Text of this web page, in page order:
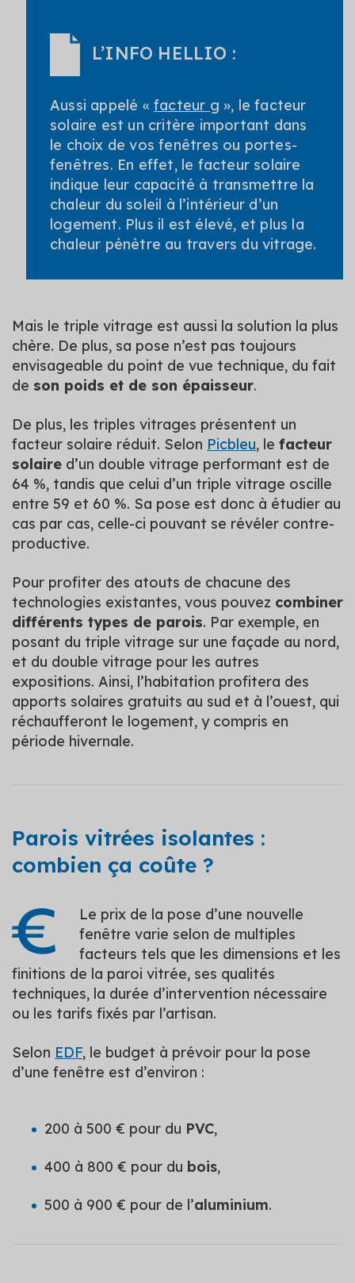
L’INFO HELLIO :
Aussi appelé « facteur g », le facteur
solaire est un critère important dans
le choix de vos fenêtres ou portes-
fenêtres. En effet, le facteur solaire
indique leur capacité à transmettre la
chaleur du soleil à l’intérieur d’un
logement. Plus il est élevé, et plus la
chaleur pénètre au travers du vitrage.
Mais le triple vitrage est aussi la solution la plus
chère. De plus, sa pose n’est pas toujours
envisageable du point de vue technique, du fait
de son poids et de son épaisseur.
De plus, les triples vitrages présentent un
facteur solaire réduit. Selon Picbleu, le facteur
solaire d’un double vitrage performant est de
64 %, tandis que celui d’un triple vitrage oscille
entre 59 et 60 %. Sa pose est donc à étudier au
cas par cas, celle-ci pouvant se révéler contre-
productive.
Pour profiter des atouts de chacune des
technologies existantes, vous pouvez combiner
différents types de parois. Par exemple, en
posant du triple vitrage sur une façade au nord,
et du double vitrage pour les autres
expositions. Ainsi, l’habitation profitera des
apports solaires gratuits au sud et à l’ouest, qui
réchaufferont le logement, y compris en
période hivernale.
Parois vitrées isolantes :
combien ça coûte ?
Le prix de la pose d’une nouvelle
fenêtre varie selon de multiples
facteurs tels que les dimensions et les
finitions de la paroi vitrée, ses qualités
techniques, la durée d’intervention nécessaire
ou les tarifs fixés par l’artisan.
Selon EDF, le budget à prévoir pour la pose
d’une fenêtre est d’environ :
200 à 500 € pour du PVC,
400 à 800 € pour du bois,
500 à 900 € pour de l’aluminium.